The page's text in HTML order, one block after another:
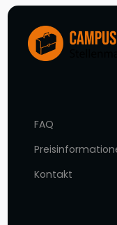
FAQ
Kontakt